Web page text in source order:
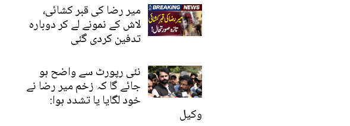
میر رضا کی قبر کشائی،
لاش کے نمونے لے کر دوبارہ
تدفین کردی گئی
نئی رپورٹ سے واضح ہو
جائے گا کہ زخم میر رضا نے
خود لگایا یا تشدد ہوا:
وکیل